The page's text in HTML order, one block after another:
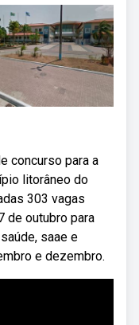
concurso para a
litorâneo do
303 vagas
de outubro para
saae e
e dezembro.